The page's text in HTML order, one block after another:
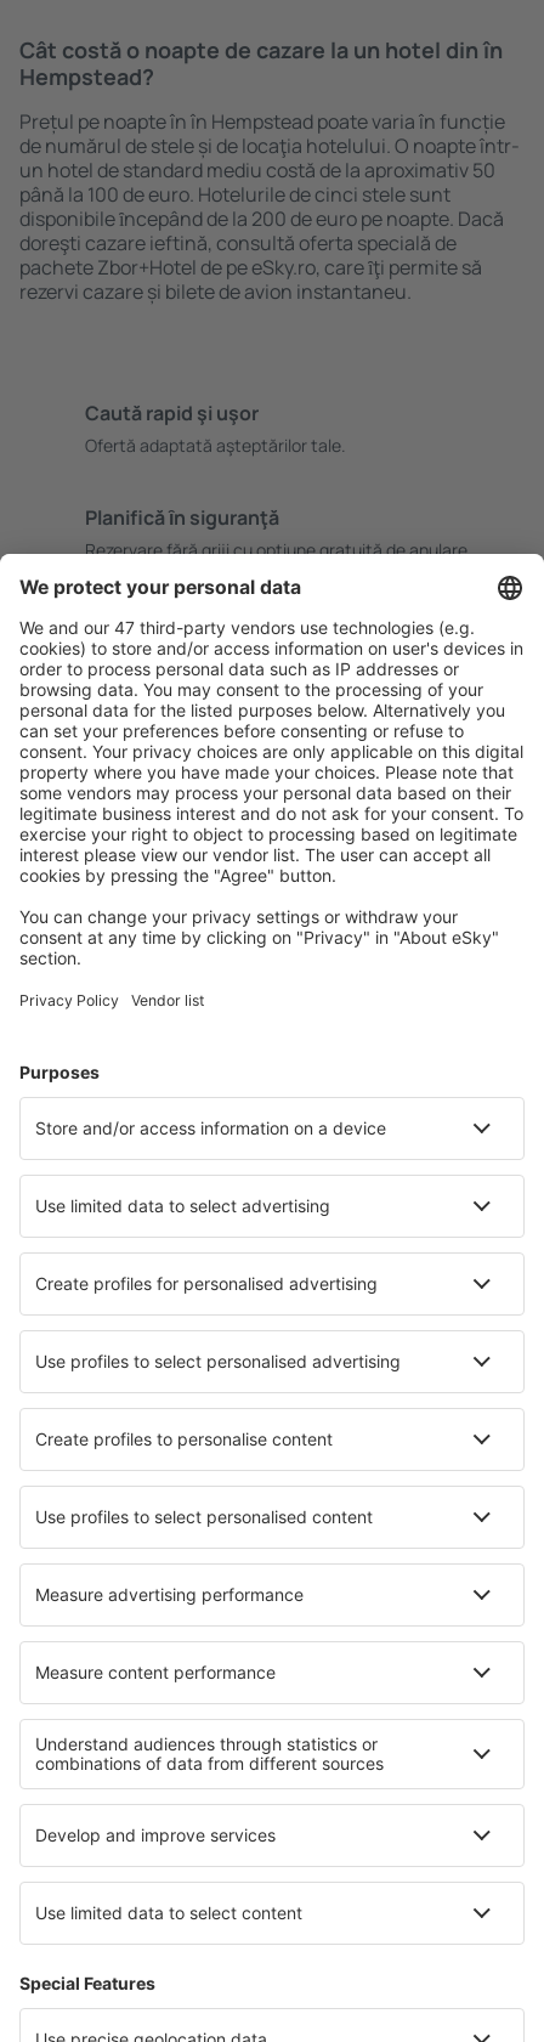
Cât costă o noapte de cazare la un hotel din în
Hempstead?
Prețul pe noapte în în Hempstead poate varia în funcție
de numărul de stele și de locaţia hotelului. O noapte într-
un hotel de standard mediu costă de la aproximativ 50
până la 100 de euro. Hotelurile de cinci stele sunt
disponibile ȋncepând de la 200 de euro pe noapte. Dacă
doreşti cazare ieftină, consultă oferta specială de
pachete Zbor+Hotel de pe eSky.ro, care ȋţi permite să
rezervi cazare și bilete de avion instantaneu.
Caută rapid şi uşor
Ofertă adaptată aşteptărilor tale.
Planifică ȋn siguranţă
Rezervare fără griji cu opțiune gratuită de anulare.
Economiseşte mai mult
Prețuri atractive și oferte speciale pentru utilizatorii
conectați.
Cazarea preferată
Alege din peste 1,3 mil. de opţiuni: hoteluri, cabane,
apartamente și altele.
Cele mai căutate hoteluri de către utilizatorii eSky
Hoteluri în Statele Unite ale Americii - Orașe populare
Hoteluri în Davenport
Hoteluri în Big Bear Lake Hoteluri în Ocean View
Hoteluri în Columbus Hoteluri în Boise
Cele mai bune hoteluri - orașe
Hoteluri în Vourles Hoteluri în Kopparberg
Hoteluri în Manʼkivka Hoteluri în Minabe
Hoteluri în Divšići Hoteluri în Lormont
Hoteluri în Nazarje Hoteluri în Sola
Cele mai bune hoteluri - regiuni
Hoteluri in Denali National Park
Hoteluri in Monument Valley
Hoteluri la Parcul Național Arches Hoteluri in Larnaca Region
Hoteluri in Regiunea Arica și Parinacota
Hoteluri in Podhale and Orava Hoteluri in Alpii Austrieci